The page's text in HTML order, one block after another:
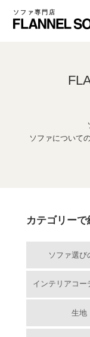
ソファ専門店
ソファについて
カテゴリー
ソファ選び
インテリアコー
生地